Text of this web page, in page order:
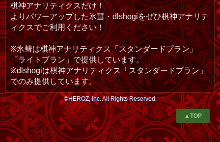
棋神アナリティクスだけ！
よりパワーアップした氷彗・dlshogiをぜひ棋神アナリテ
ィクスでご利用ください！
※氷彗は棋神アナリティクス「スタンダードプラン」
「ライトプラン」で提供しています。
※dlshogiは棋神アナリティクス「スタンダードプラン」
でのみ提供しています。
©HEROZ, Inc. All Rights Reserved.
▲TOP